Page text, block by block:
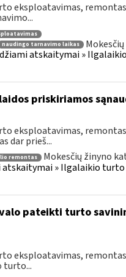
eksploatavimas,
naudingo tarnavimo laikas
atskaitymai »
priskiriamos
eksploatavimas,
dar prieš...
remontas Mokesčių žinyno
atskaitymai » Ilgalaikio
pateikti turto
eksploatavimas,
turto...